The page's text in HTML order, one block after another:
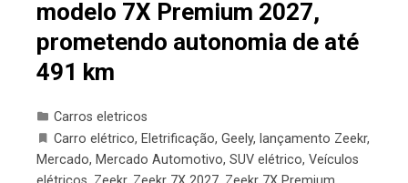
modelo 7X Premium 2027,
prometendo autonomia de até
491 km
Carros eletricos
Carro elétrico, Eletrificação, Geely, lançamento Zeekr,
Mercado, Mercado Automotivo, SUV elétrico, Veículos